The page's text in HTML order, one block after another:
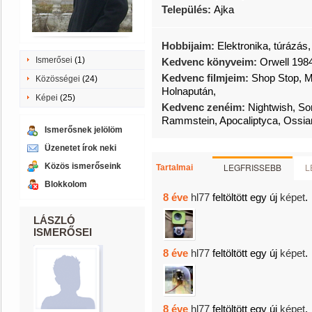
Ismerősei (1)
Közösségei (24)
Képei (25)
Ismerősnek jelölöm
Üzenetet írok neki
Közös ismerőseink
Blokkolom
LÁSZLÓ
ISMERŐSEI
Település: Ajka
Hobbijaim: Elektronika,
Kedvenc könyveim: Orwell
Kedvenc filmjeim: Shop Stop,
Holnapután,
Kedvenc zenéim: Nightwish,
Rammstein, Apocaliptyca,
Tartalmai LEGFRISSEBB
8 éve hl77 feltöltött egy új képet.
8 éve hl77 feltöltött egy új képet.
8 éve hl77 feltöltött egy új képet.